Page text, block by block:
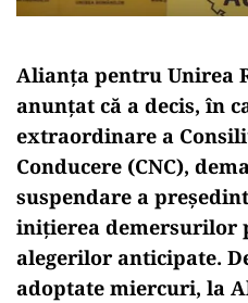
Alianța pentru Unirea
anunțat că a decis, în
extraordinare a
Conducere (CNC),
suspendare a
inițierea demersurilor
alegerilor anticipate.
adoptate miercuri, la